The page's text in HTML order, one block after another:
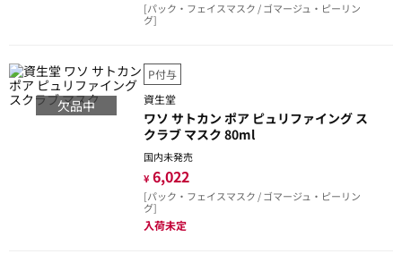
[パック・フェイスマスク / ゴマージュ・ピーリン
グ]
欠品中
P付与
資生堂
ワソ サトカン ポア ピュリファイング ス
クラブ マスク 80ml
国内未発売
¥ 6,022
[パック・フェイスマスク / ゴマージュ・ピーリン
グ]
入荷未定